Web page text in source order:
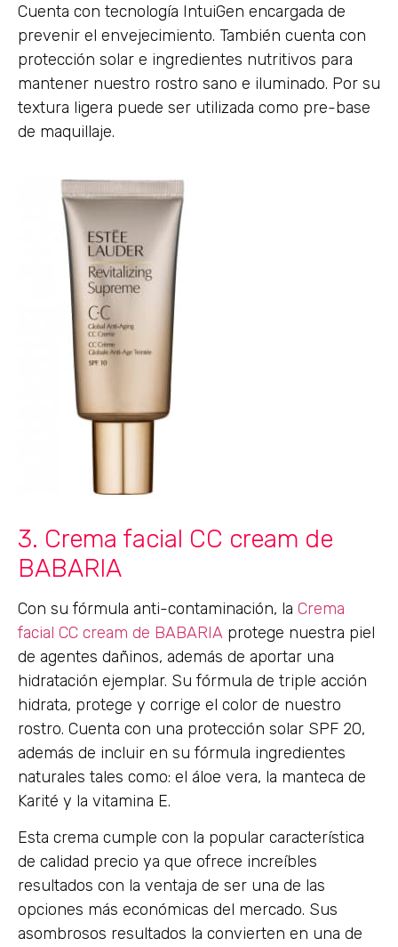
Cuenta con tecnología IntuiGen encargada de
prevenir el envejecimiento. También cuenta con
protección solar e ingredientes nutritivos para
mantener nuestro rostro sano e iluminado. Por su
textura ligera puede ser utilizada como pre-base
de maquillaje.
3. Crema facial CC cream de
BABARIA
Con su fórmula anti-contaminación, la Crema
facial CC cream de BABARIA protege nuestra piel
de agentes dañinos, además de aportar una
hidratación ejemplar. Su fórmula de triple acción
hidrata, protege y corrige el color de nuestro
rostro. Cuenta con una protección solar SPF 20,
además de incluir en su fórmula ingredientes
naturales tales como: el áloe vera, la manteca de
Karité y la vitamina E.
Esta crema cumple con la popular característica
de calidad precio ya que ofrece increíbles
resultados con la ventaja de ser una de las
opciones más económicas del mercado. Sus
asombrosos resultados la convierten en una de